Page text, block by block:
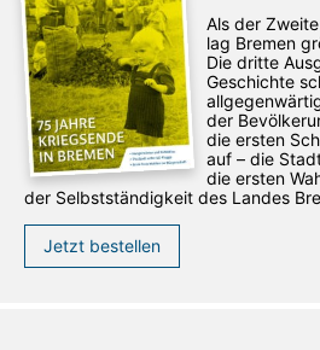
Als der
lag Bremen
Die dritte
Geschichte
der
die ersten
auf – die
die ersten
der Selbstständigkeit des Landes
Jetzt bestellen